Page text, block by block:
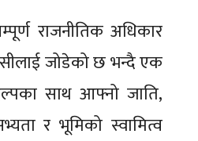
राजनीतिक अधिकार
जोडेको छ भन्दै एक
साथ आफ्नो जाति,
र भूमिको स्वामित्व